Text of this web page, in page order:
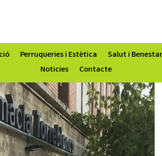
Perruqueries i Estètica Salut i Benestar
Noticies
Contacte